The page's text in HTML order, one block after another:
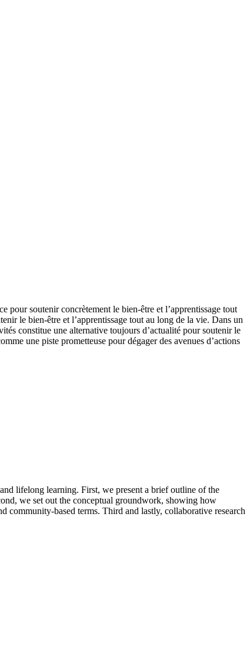
pour soutenir concrètement le bien-être et l’apprentissage tout
le bien-être et l’apprentissage tout au long de la vie. Dans un
constitue une alternative toujours d’actualité pour soutenir le
une piste prometteuse pour dégager des avenues d’actions
lifelong learning. First, we present a brief outline of the
we set out the conceptual groundwork, showing how
community-based terms. Third and lastly, collaborative research